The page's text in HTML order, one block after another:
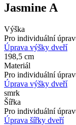
Jasmine A
Výška
Pro individuální
Úprava výšky dveří
198,5 cm
Materiál
Pro individuální
Úprava výšky dveří
smrk
Šířka
Pro individuální
Úprava šířky dveří